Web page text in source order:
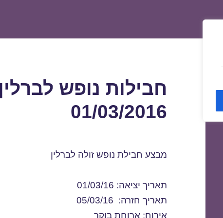
חבילות נופש
01/03/2016
מבצע חבילת נופש זולה לברלין
תאריך יציאה: 01/03/16
תאריך חזרה: 05/03/16
אירוח: ארוחת בוקר